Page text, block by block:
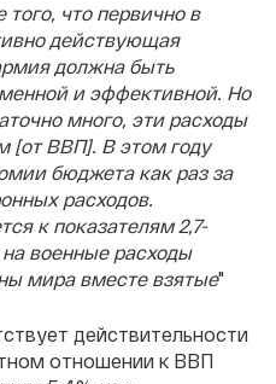
того, что первично в
действующая
должна быть
и эффективной. Но
много, эти расходы
[от ВВП]. В этом году
бюджета как раз за
расходов.
к показателям 2,7-
военные расходы
мира вместе взятые"
действительности
отношении к ВВП